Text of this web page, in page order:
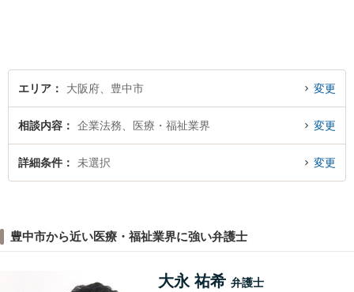
エリア 大阪府、豊中市 変更
相談内容 企業法務、医療・福祉業界 変更
詳細条件 未選択 変更
豊中市から近い医療・福祉業界に強い弁護士
大永 祐希 弁護士